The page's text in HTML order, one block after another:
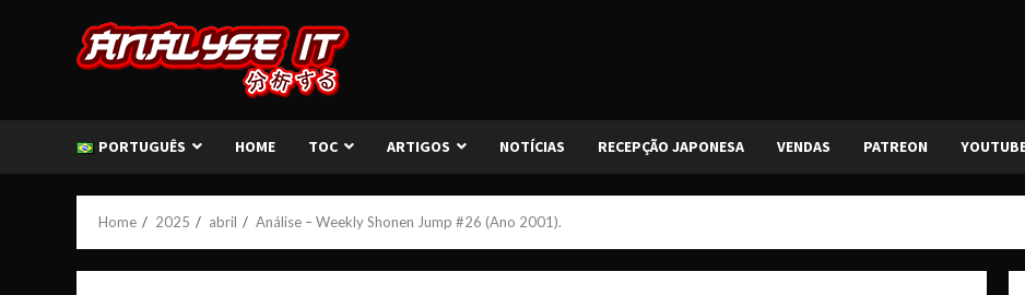
PORTUGUÊS HOME TOC ARTIGOS NOTÍCIAS RECEPÇÃO JAPONESA VENDAS PATREON
Home 2025 abril Análise – Weekly Shonen Jump #26 (Ano 2001).